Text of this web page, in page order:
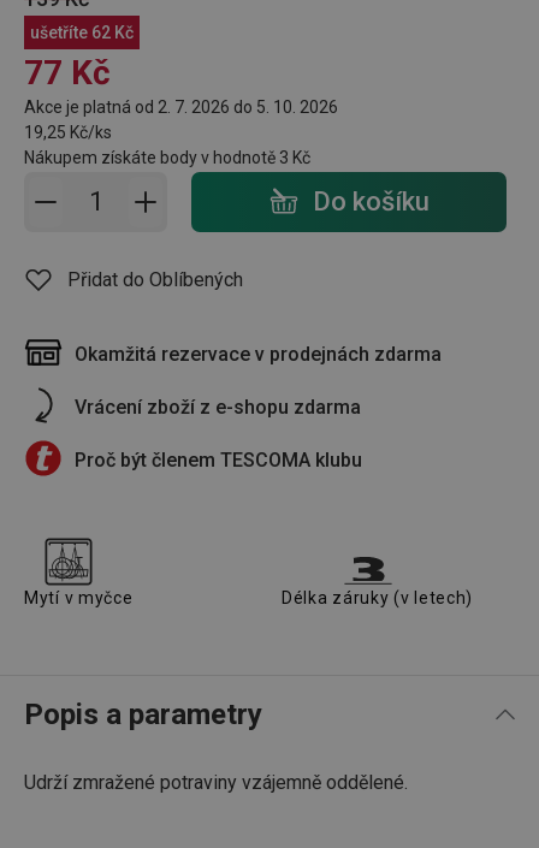
ušetříte 62 Kč
77 Kč
Akce je platná od 2. 7. 2026 do 5. 10. 2026
19,25 Kč/ks
Nákupem získáte body v hodnotě 3 Kč
Přidat do košíku - počet Do košíku
Přidat do Oblíbených
Okamžitá rezervace v prodejnách zdarma
Vrácení zboží z e-shopu zdarma
Proč být členem TESCOMA klubu
Mytí v myčce Délka záruky (v letech)
Popis a parametry
Udrží zmražené potraviny vzájemně oddělené.